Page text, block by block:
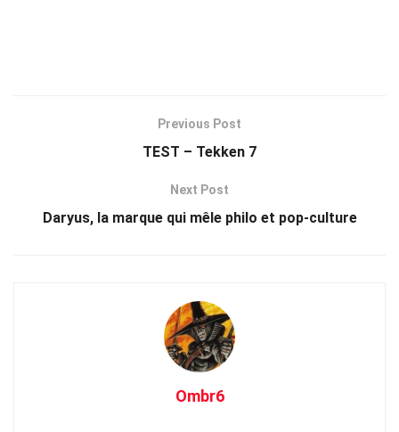
Previous Post
TEST – Tekken 7
Next Post
Daryus, la marque qui mêle philo et pop-culture
Ombr6